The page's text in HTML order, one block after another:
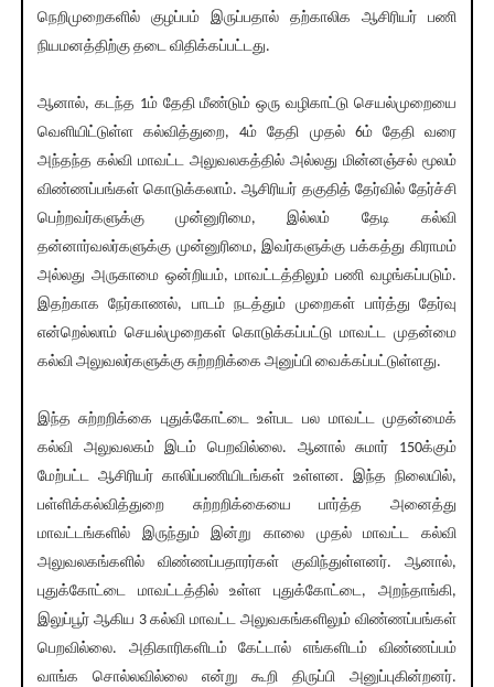
நெறிமுறைகளில் குழப்பம் இருப்பதால் தற்காலிக ஆசிரியர் பணி
நியமனத்திற்கு தடை விதிக்கப்பட்டது.
ஆனால், கடந்த 1ம் தேதி மீண்டும் ஒரு வழிகாட்டு செயல்முறையை
வெளியிட்டுள்ள கல்வித்துறை, 4ம் தேதி முதல் 6ம் தேதி வரை
அந்தந்த கல்வி மாவட்ட அலுவலகத்தில் அல்லது மின்னஞ்சல் மூலம்
விண்ணப்பங்கள் கொடுக்கலாம். ஆசிரியர் தகுதித் தேர்வில் தேர்ச்சி
பெற்றவர்களுக்கு முன்னுரிமை, இல்லம் தேடி கல்வி
தன்னார்வலர்களுக்கு முன்னுரிமை, இவர்களுக்கு பக்கத்து கிராமம்
அல்லது அருகாமை ஒன்றியம், மாவட்டத்திலும் பணி வழங்கப்படும்.
இதற்காக நேர்காணல், பாடம் நடத்தும் முறைகள் பார்த்து தேர்வு
என்றெல்லாம் செயல்முறைகள் கொடுக்கப்பட்டு மாவட்ட முதன்மை
கல்வி அலுவலர்களுக்கு சுற்றறிக்கை அனுப்பி வைக்கப்பட்டுள்ளது.
இந்த சுற்றறிக்கை புதுக்கோட்டை உள்பட பல மாவட்ட முதன்மைக்
கல்வி அலுவலகம் இடம் பெறவில்லை. ஆனால் சுமார் 150க்கும்
மேற்பட்ட ஆசிரியர் காலிப்பணியிடங்கள் உள்ளன. இந்த நிலையில்,
பள்ளிக்கல்வித்துறை சுற்றறிக்கையை பார்த்த அனைத்து
மாவட்டங்களில் இருந்தும் இன்று காலை முதல் மாவட்ட கல்வி
அலுவலகங்களில் விண்ணப்பதாரர்கள் குவிந்துள்ளனர். ஆனால்,
புதுக்கோட்டை மாவட்டத்தில் உள்ள புதுக்கோட்டை, அறந்தாங்கி,
இலுப்பூர் ஆகிய 3 கல்வி மாவட்ட அலுவகங்களிலும் விண்ணப்பங்கள்
பெறவில்லை. அதிகாரிகளிடம் கேட்டால் எங்களிடம் விண்ணப்பம்
வாங்க சொல்லவில்லை என்று கூறி திருப்பி அனுப்புகின்றனர்.